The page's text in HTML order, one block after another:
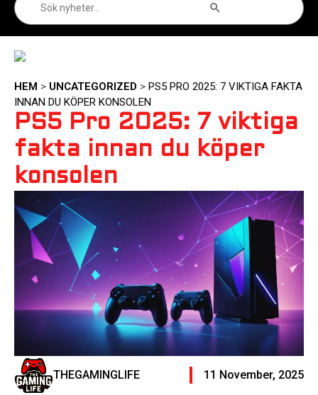
efter:
HEM > UNCATEGORIZED > PS5 PRO 2025: 7 VIKTIGA FAKTA
INNAN DU KÖPER KONSOLEN
PS5 Pro 2025: 7 viktiga
fakta innan du köper
konsolen
THEGAMINGLIFE 11 November, 2025